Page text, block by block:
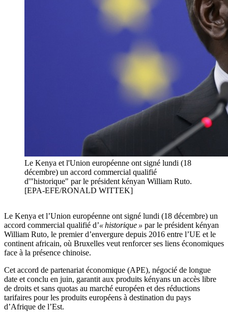
Le Kenya et l'Union européenne ont signé lundi (18
décembre) un accord commercial qualifié
d'"historique" par le président kényan William Ruto.
[EPA-EFE/RONALD WITTEK]
Le Kenya et l’Union européenne ont signé lundi (18 décembre) un
accord commercial qualifié d’« historique » par le président kényan
William Ruto, le premier d’envergure depuis 2016 entre l’UE et le
continent africain, où Bruxelles veut renforcer ses liens économiques
face à la présence chinoise.
Cet accord de partenariat économique (APE), négocié de longue
date et conclu en juin, garantit aux produits kényans un accès libre
de droits et sans quotas au marché européen et des réductions
tarifaires pour les produits européens à destination du pays
d’Afrique de l’Est.